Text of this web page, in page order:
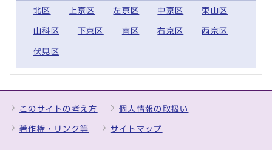
北区 上京区 左京区 中京区 東山区
山科区 下京区 南区 右京区 西京区
伏見区
このサイトの考え方 個人情報の取扱い
著作権・リンク等 サイトマップ